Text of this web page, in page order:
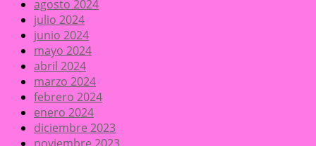
agosto 2024
julio 2024
junio 2024
mayo 2024
abril 2024
marzo 2024
febrero 2024
enero 2024
diciembre 2023